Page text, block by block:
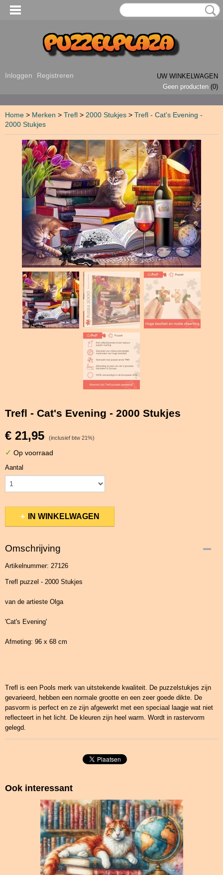
Inloggen Registreren
UW WINKELWAGEN
Geen producten (0)
Home > Merken > Trefl > 2000 Stukjes > Trefl - Cat's Evening -
2000 Stukjes
Trefl - Cat's Evening - 2000 Stukjes
€ 21,95 (inclusief btw 21%)
✓ Op voorraad
Aantal
IN WINKELWAGEN
Omschrijving
Artikelnummer: 27126
Trefl puzzel - 2000 Stukjes
van de artieste Olga
'Cat's Evening'
Afmeting: 96 x 68 cm
Trefl is een Pools merk van uitstekende kwaliteit. De puzzelstukjes zijn
gevarieerd, hebben een normale grootte en een zeer goede dikte. De
pasvorm is perfect en ze zijn afgewerkt met een speciaal laagje wat niet
reflecteert in het licht. De kleuren zijn heel warm. Wordt in rastervorm
gelegd.
Ook interessant